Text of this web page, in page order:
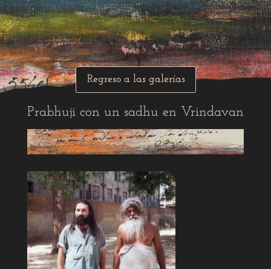
Regreso a las galerías
Prabhuji con un sadhu en Vrindavan